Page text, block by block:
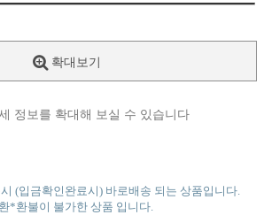
확대보기
정보를 확대해 보실 수 있습니다
(입금확인완료시) 바로배송 되는 상품입니다.
*환불이 불가한 상품 입니다.